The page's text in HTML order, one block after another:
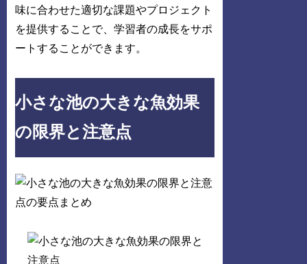
味に合わせた適切な課題やプロジェクト
を提供することで、学習者の成長をサポ
ートすることができます。
小さな池の大きな魚効果
の限界と注意点